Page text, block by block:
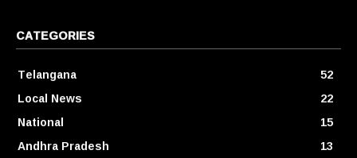
CATEGORIES
Telangana
52
Local News
22
National
15
Andhra Pradesh
13